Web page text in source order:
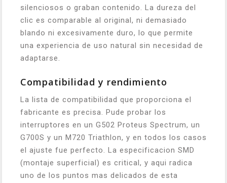
silenciosos o graban contenido. La dureza del
clic es comparable al original, ni demasiado
blando ni excesivamente duro, lo que permite
una experiencia de uso natural sin necesidad de
adaptarse.
Compatibilidad y rendimiento
La lista de compatibilidad que proporciona el
fabricante es precisa. Pude probar los
interruptores en un G502 Proteus Spectrum, un
G700S y un M720 Triathlon, y en todos los casos
el ajuste fue perfecto. La especificacion SMD
(montaje superficial) es critical, y aqui radica
uno de los puntos mas delicados de esta